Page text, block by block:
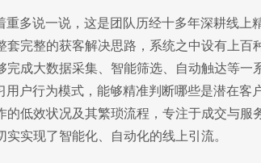
重多说一说，这是团队历经十多年深耕线上
套完整的获客解决思路，系统之中设有上
完成大数据采集、智能筛选、自动触达等一
用户行为模式，能够精准判断哪些是潜在客
的低效状况及其繁琐流程，专注于成交与
实现了智能化、自动化的线上引流。